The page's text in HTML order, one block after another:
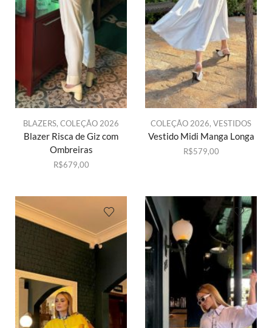
BLAZERS, COLEÇÃO 2026
Blazer Risca de Giz com
Ombreiras
R$679,00
COLEÇÃO 2026, VESTIDOS
Vestido Midi Manga Longa
R$579,00